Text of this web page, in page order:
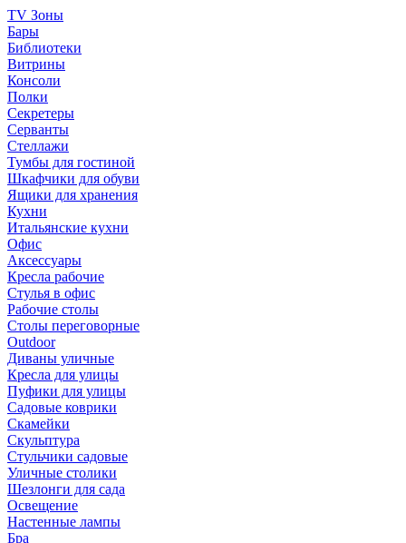
TV Зоны
Бары
Библиотеки
Витрины
Консоли
Полки
Секретеры
Серванты
Стеллажи
Тумбы для гостиной
Шкафчики для обуви
Ящики для хранения
Кухни
Итальянские кухни
Офис
Аксессуары
Кресла рабочие
Стулья в офис
Рабочие столы
Столы переговорные
Outdoor
Диваны уличные
Кресла для улицы
Пуфики для улицы
Садовые коврики
Скамейки
Скульптура
Стульчики садовые
Уличные столики
Шезлонги для сада
Освещение
Hастенные лампы
Бра